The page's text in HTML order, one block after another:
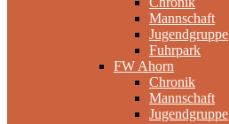
Mannschaft
Jugendgruppe
Fuhrpark
FW Ahorn
Chronik
Mannschaft
Jugendgruppe